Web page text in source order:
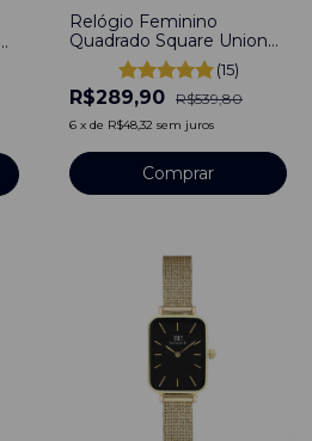
Relógio Feminino
Quadrado Square Union
Black Aço inoxidável
(15)
R$289,90 R$539,80
6 x de R$48,32 sem juros